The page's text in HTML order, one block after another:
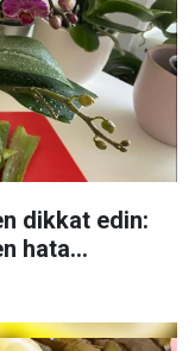
dikkat edin:
hata...